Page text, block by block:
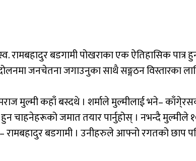
रामबहादुर बडगामी पोखराका एक ऐतिहासिक
जनचेतना जगाउनुका साथै सङ्गठन विस्तारका
मुल्मी कहाँ बस्दथे । शर्माले मुल्मीलाई भने–
चाहनेहरूको जमात तयार पार्नुहोस् । नभन्दै मुल्मीले
रामबहादुर बडगामी । उनीहरुले आफ्नो रगतको छाप